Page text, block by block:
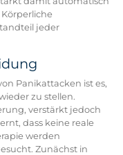
Körperliche
jeder
Panikattacken ist es,
zu stellen.
verstärkt jedoch
dass keine reale
werden
Zunächst in